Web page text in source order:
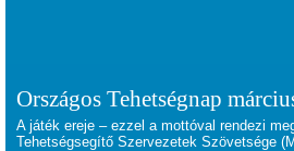
Országos Tehetségnap
A játék ereje – ezzel a mottóval rendezi
Tehetségsegítő Szervezetek Szövetsége